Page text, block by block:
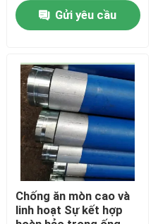
Gửi yêu cầu
Chống ăn mòn cao và
linh hoạt Sự kết hợp